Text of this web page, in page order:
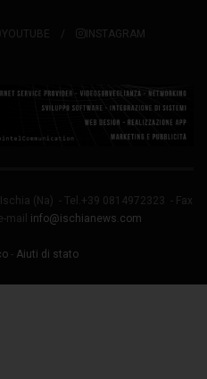
YOUTUBE INSTAGRAM
Ischia (Na) - Tel.+39 0814972323 - Fax
mail info@ischianews.com
- Aiuti di stato